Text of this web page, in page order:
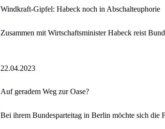
Windkraft-Gipfel: Habeck noch in Abschalteuphorie
Zusammen mit Wirtschaftsminister Habeck reist
22.04.2023
Auf geradem Weg zur Oase?
Bei ihrem Bundesparteitag in Berlin möchte sich die